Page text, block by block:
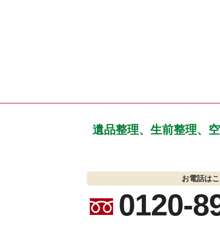
遺品整理、生前整理、
お電話は
0120-